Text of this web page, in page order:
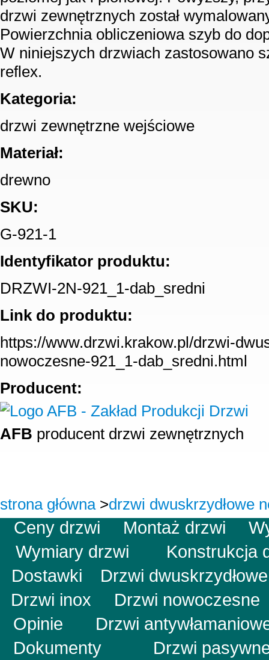
drzwi zewnętrznych został
Powierzchnia obliczeniowa szyb do
W niniejszych drzwiach zastosowano
reflex.
Kategoria:
drzwi zewnętrzne wejściowe
Materiał:
drewno
SKU:
G-921-1
Identyfikator produktu:
DRZWI-2N-921_1-dab_sredni
Link do produktu:
https://www.drzwi.krakow.pl/drzwi-
nowoczesne-921_1-dab_sredni.html
Producent:
AFB producent drzwi zewnętrznych
strona główna>drzwi dwuskrzydłowe
Montaż drzwi
Ceny drzwi
Wymiary drzwi
Drzwi
Dostawki
Drzwi
Drzwi inox
Drzwi
Opinie
Drzwi
Dokumenty